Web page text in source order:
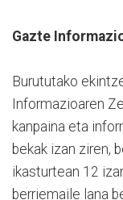
Gazte
Burututako
Informazioaren
kanpaina eta
bekak izan ziren,
ikasturtean 12
berriemaile lana